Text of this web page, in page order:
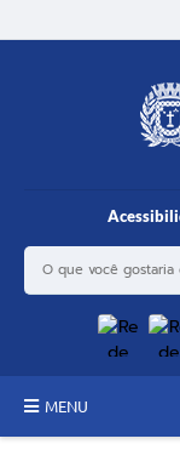
MENU